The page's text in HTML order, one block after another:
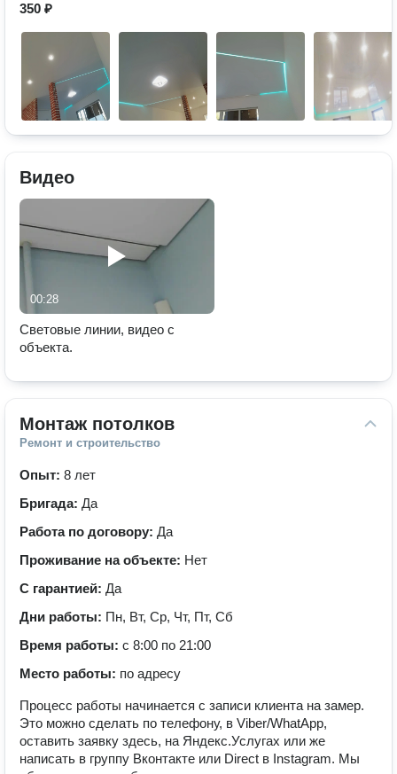
350 ₽
Видео
00:28
Световые линии, видео с
объекта.
Монтаж потолков
Ремонт и строительство
Опыт: 8 лет
Бригада: Да
Работа по договору: Да
Проживание на объекте: Нет
С гарантией: Да
Дни работы: Пн, Вт, Ср, Чт, Пт, Сб
Время работы: с 8:00 по 21:00
Место работы: по адресу
Процесс работы начинается с записи клиента на замер.
Это можно сделать по телефону, в Viber/WhatApp,
оставить заявку здесь, на Яндекс.Услугах или же
написать в группу Вконтакте или Direct в Instagram. Мы